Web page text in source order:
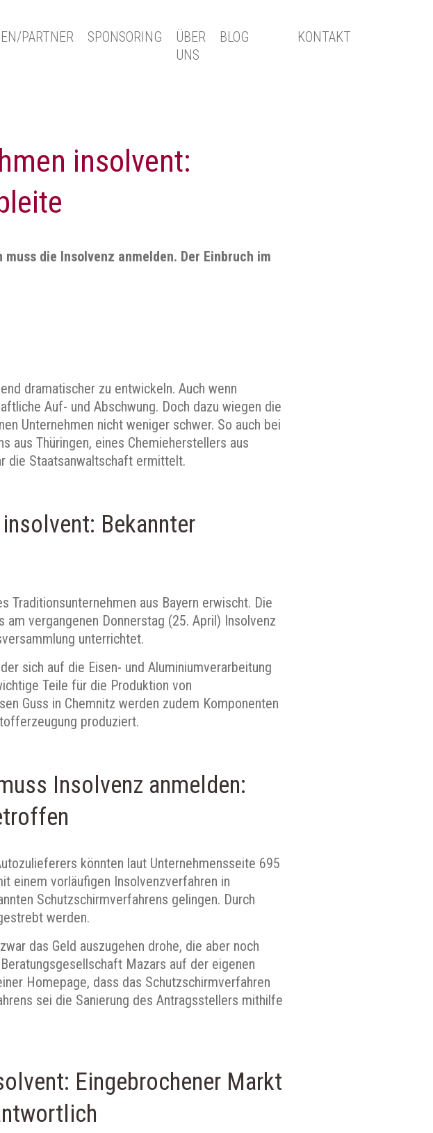
PARTNER SPONSORING
ÜBER
UNS
BLOG KONTAKT
insolvent:
die Insolvenz anmelden. Der Einbruch im
dramatischer zu entwickeln. Auch wenn
Auf- und Abschwung. Doch dazu wiegen die
Unternehmen nicht weniger schwer. So auch bei
aus Thüringen, eines Chemieherstellers aus
die Staatsanwaltschaft ermittelt.
Bekannter
Traditionsunternehmen aus Bayern erwischt. Die
am vergangenen Donnerstag (25. April) Insolvenz
unterrichtet.
sich auf die Eisen- und Aluminiumverarbeitung
Teile für die Produktion von
Guss in Chemnitz werden zudem Komponenten
produziert.
Insolvenz anmelden:
könnten laut Unternehmensseite 695
einem vorläufigen Insolvenzverfahren in
Schutzschirmverfahrens gelingen. Durch
werden.
das Geld auszugehen drohe, die aber noch
Mazars auf der eigenen
Homepage, dass das Schutzschirmverfahren
sei die Sanierung des Antragsstellers mithilfe
Eingebrochener Markt